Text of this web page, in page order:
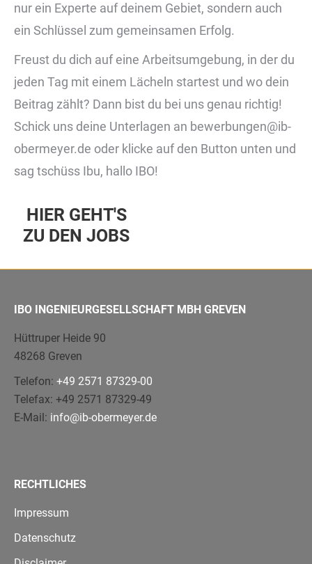
nur ein Experte auf deinem Gebiet, sondern auch
ein Schlüssel zum gemeinsamen Erfolg.
Freust du dich auf eine Arbeitsumgebung, in der du
jeden Tag mit einem Lächeln startest und wo dein
Beitrag zählt? Dann bist du bei uns genau richtig!
Schick uns deine Unterlagen an bewerbungen@ib-
obermeyer.de oder klicke auf den Button unten und
sag tschüss Ibu, hallo IBO!
HIER GEHT'S
ZU DEN JOBS
IBO INGENIEURGESELLSCHAFT MBH GREVEN
Hüttruper Heide 90
48268 Greven
Telefon: +49 2571 87329-00
Telefax: +49 2571 87329-49
E-Mail: info@ib-obermeyer.de
RECHTLICHES
Impressum
Datenschutz